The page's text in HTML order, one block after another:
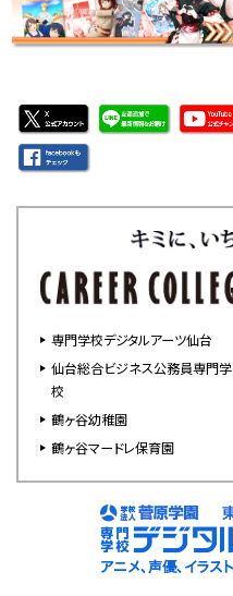
専門学校デジタルアーツ仙台
仙台総合ビジネス公務員専門学
校
鶴ヶ谷幼稚園
鶴ヶ谷マードレ保育園